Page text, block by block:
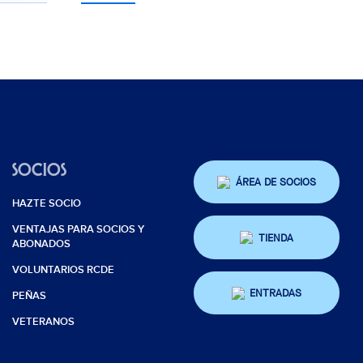
SOCIOS
HAZTE SOCIO
VENTAJAS PARA SOCIOS Y
ABONADOS
VOLUNTARIOS RCDE
PEÑAS
VETERANOS
ÁREA DE SOCIOS
TIENDA
ENTRADAS